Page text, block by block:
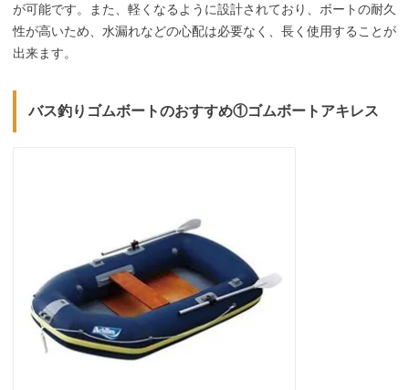
が可能です。また、軽くなるように設計されており、ボートの耐久
性が高いため、水漏れなどの心配は必要なく、長く使用することが
出来ます。
バス釣りゴムボートのおすすめ①ゴムボートアキレス